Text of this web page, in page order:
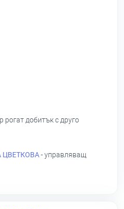
рогат добитък с друго
ЦВЕТКОВА- управляващ